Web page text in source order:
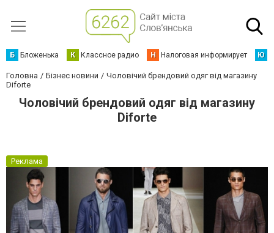
Б Бложенька К Классное радио Н Налоговая информирует Ю
Головна Бізнес новини
Чоловічий брендовий одяг від магазину
Diforte
Чоловічий брендовий одяг від магазину
Diforte
Реклама